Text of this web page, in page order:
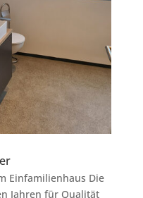
Einfamilienhaus Die
Jahren für Qualität